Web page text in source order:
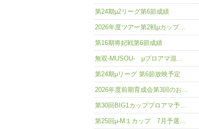
第24期μ2リーグ第6節成績
2026年度ツアー第2戦μカップ…
第16期将妃戦第6節成績
無双-MUSOU- μプロアマ混…
第24期μリーグ 第6節放映予定
2026年度前期育成会第3回のお…
第30回BIG1カッププロアマ予…
第25回μ-M１カップ 7月予選…